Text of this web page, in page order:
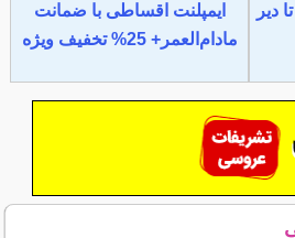
دیر
ایمپلنت اقساطی با ضمانت
مادام‌العمر+ 25% تخفیف ویژه